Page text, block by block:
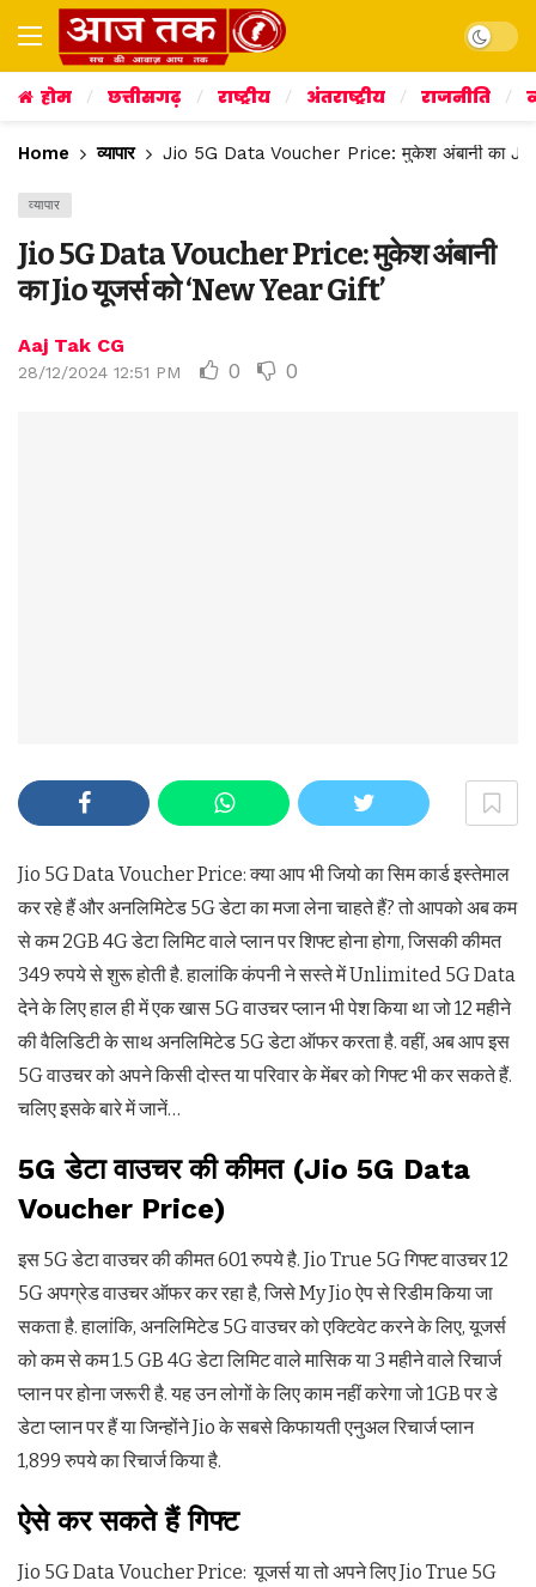
Dark
होम छत्तीसगढ़ राष्ट्रीय अंतराष्ट्रीय राजनीति
Home व्यापार Jio 5G Data Voucher Price: मुकेश अंबानी का Jio
व्यापार
Jio 5G Data Voucher Price: मुकेश अंबानी
का Jio यूजर्स को ‘New Year Gift’
Aaj Tak CG
28/12/2024 12:51 PM 0 0
Jio 5G Data Voucher Price: क्या आप भी जियो का सिम कार्ड इस्तेमाल
कर रहे हैं और अनलिमिटेड 5G डेटा का मजा लेना चाहते हैं? तो आपको अब कम
से कम 2GB 4G डेटा लिमिट वाले प्लान पर शिफ्ट होना होगा, जिसकी कीमत
349 रुपये से शुरू होती है. हालांकि कंपनी ने सस्ते में Unlimited 5G Data
देने के लिए हाल ही में एक खास 5G वाउचर प्लान भी पेश किया था जो 12 महीने
की वैलिडिटी के साथ अनलिमिटेड 5G डेटा ऑफर करता है. वहीं, अब आप इस
5G वाउचर को अपने किसी दोस्त या परिवार के मेंबर को गिफ्ट भी कर सकते हैं.
चलिए इसके बारे में जानें…
5G डेटा वाउचर की कीमत (Jio 5G Data
Voucher Price)
इस 5G डेटा वाउचर की कीमत 601 रुपये है. Jio True 5G गिफ्ट वाउचर 12
5G अपग्रेड वाउचर ऑफर कर रहा है, जिसे My Jio ऐप से रिडीम किया जा
सकता है. हालांकि, अनलिमिटेड 5G वाउचर को एक्टिवेट करने के लिए, यूजर्स
को कम से कम 1.5 GB 4G डेटा लिमिट वाले मासिक या 3 महीने वाले रिचार्ज
प्लान पर होना जरूरी है. यह उन लोगों के लिए काम नहीं करेगा जो 1GB पर डे
डेटा प्लान पर हैं या जिन्होंने Jio के सबसे किफायती एनुअल रिचार्ज प्लान
1,899 रुपये का रिचार्ज किया है.
ऐसे कर सकते हैं गिफ्ट
Jio 5G Data Voucher Price: यूजर्स या तो अपने लिए Jio True 5G